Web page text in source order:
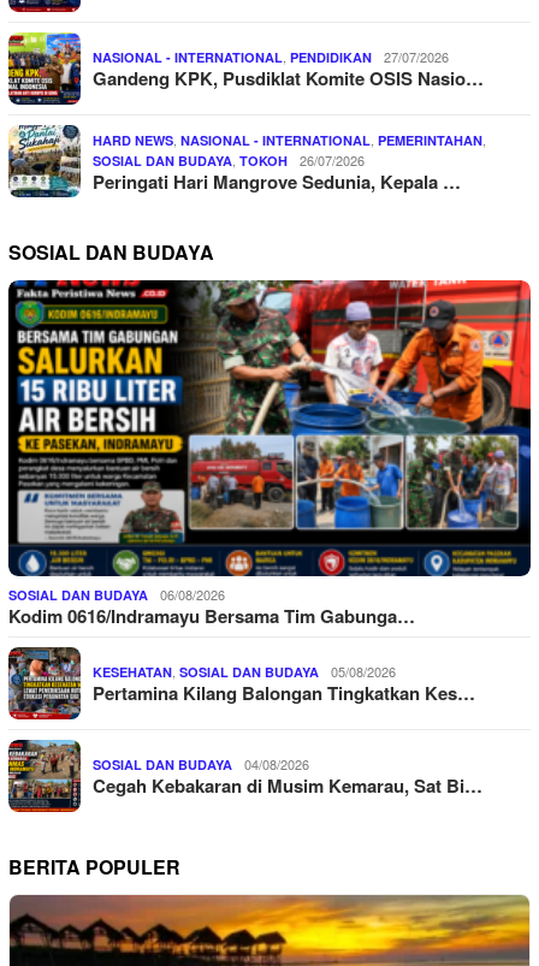
NASIONAL - INTERNATIONAL PENDIDIKAN 27/07/2026
Gandeng KPK, Pusdiklat Komite OSIS Nasio…
HARD NEWS NASIONAL - INTERNATIONAL PEMERINTAHAN
SOSIAL DAN BUDAYA TOKOH 26/07/2026
Peringati Hari Mangrove Sedunia, Kepala …
SOSIAL DAN BUDAYA
SOSIAL DAN BUDAYA 06/08/2026
Kodim 0616/Indramayu Bersama Tim Gabunga…
KESEHATAN SOSIAL DAN BUDAYA 05/08/2026
Pertamina Kilang Balongan Tingkatkan Kes…
SOSIAL DAN BUDAYA 04/08/2026
Cegah Kebakaran di Musim Kemarau, Sat Bi…
BERITA POPULER